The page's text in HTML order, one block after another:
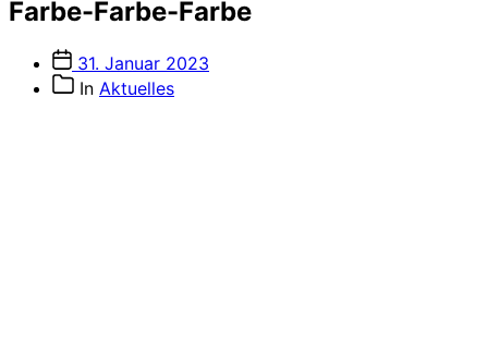
Farbe-Farbe-Farbe
Veröffentlichungsdatum
31. Januar 2023
Beitragskategorien
In Aktuelles